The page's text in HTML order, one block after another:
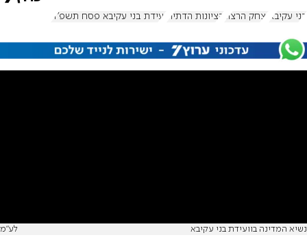
בני עקיבא יצחק הרצוג הציונות הדתית ועידת בני עקיבא פסח תשפ"ה
נשיא המדינה בוועידת בני עקיבא לע"מ